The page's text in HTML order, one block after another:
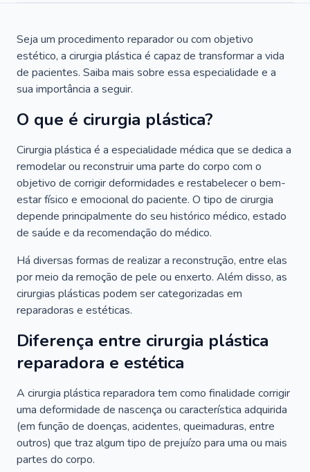
Seja um procedimento reparador ou com objetivo
estético, a cirurgia plástica é capaz de transformar a vida
de pacientes. Saiba mais sobre essa especialidade e a
sua importância a seguir.
O que é cirurgia plástica?
Cirurgia plástica é a especialidade médica que se dedica a
remodelar ou reconstruir uma parte do corpo com o
objetivo de corrigir deformidades e restabelecer o bem-
estar físico e emocional do paciente. O tipo de cirurgia
depende principalmente do seu histórico médico, estado
de saúde e da recomendação do médico.
Há diversas formas de realizar a reconstrução, entre elas
por meio da remoção de pele ou enxerto. Além disso, as
cirurgias plásticas podem ser categorizadas em
reparadoras e estéticas.
Diferença entre cirurgia plástica
reparadora e estética
A cirurgia plástica reparadora tem como finalidade corrigir
uma deformidade de nascença ou característica adquirida
(em função de doenças, acidentes, queimaduras, entre
outros) que traz algum tipo de prejuízo para uma ou mais
partes do corpo.